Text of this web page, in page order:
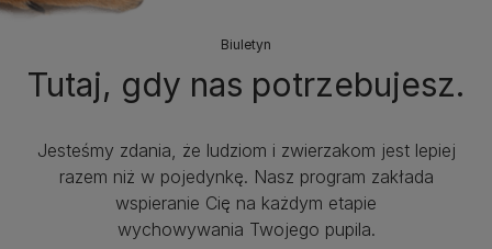
Biuletyn
Tutaj, gdy nas potrzebujesz.
Jesteśmy zdania, że ludziom i zwierzakom jest lepiej
razem niż w pojedynkę. Nasz program zakłada
wspieranie Cię na każdym etapie
wychowywania Twojego pupila.